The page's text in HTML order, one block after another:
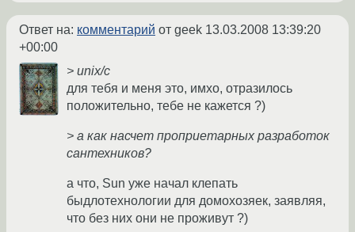
Ответ на: комментарий от geek 13.03.2008 13:39:20
+00:00
> unix/c
для тебя и меня это, имхо, отразилось
положительно, тебе не кажется ?)
> а как насчет проприетарных разработок
сантехников?
а что, Sun уже начал клепать
быдлотехнологии для домохозяек, заявляя,
что без них они не проживут ?)